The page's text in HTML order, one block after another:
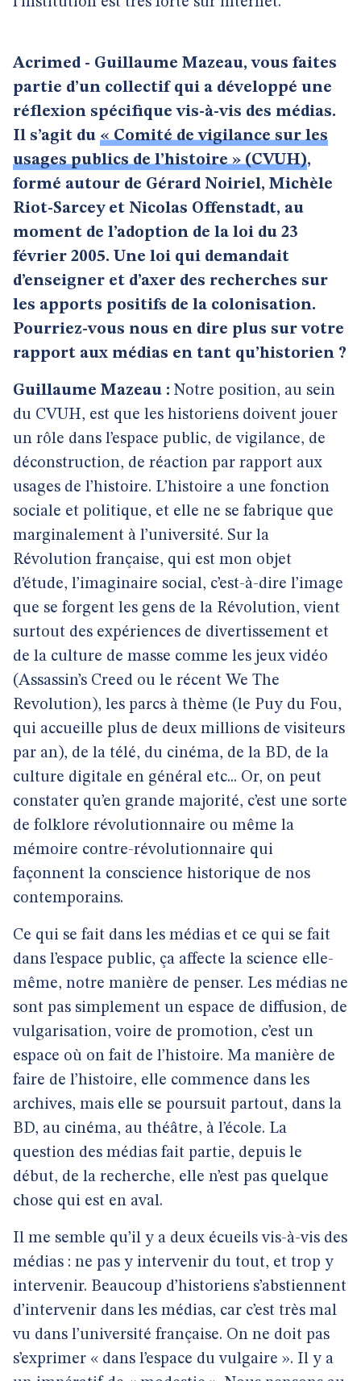
Acrimed - Guillaume Mazeau, vous faites
partie d’un collectif qui a développé une
réflexion spécifique vis-à-vis des médias.
Il s’agit du « Comité de vigilance sur les
usages publics de l’histoire » (CVUH),
formé autour de Gérard Noiriel, Michèle
Riot-Sarcey et Nicolas Offenstadt, au
moment de l’adoption de la loi du 23
février 2005. Une loi qui demandait
d’enseigner et d’axer des recherches sur
les apports positifs de la colonisation.
Pourriez-vous nous en dire plus sur votre
rapport aux médias en tant qu’historien ?
Guillaume Mazeau : Notre position, au sein
du CVUH, est que les historiens doivent jouer
un rôle dans l’espace public, de vigilance, de
déconstruction, de réaction par rapport aux
usages de l’histoire. L’histoire a une fonction
sociale et politique, et elle ne se fabrique que
marginalement à l’université. Sur la
Révolution française, qui est mon objet
d’étude, l’imaginaire social, c’est-à-dire l’image
que se forgent les gens de la Révolution, vient
surtout des expériences de divertissement et
de la culture de masse comme les jeux vidéo
(Assassin’s Creed ou le récent We The
Revolution), les parcs à thème (le Puy du Fou,
qui accueille plus de deux millions de visiteurs
par an), de la télé, du cinéma, de la BD, de la
culture digitale en général etc... Or, on peut
constater qu’en grande majorité, c’est une sorte
de folklore révolutionnaire ou même la
mémoire contre-révolutionnaire qui
façonnent la conscience historique de nos
contemporains.
Ce qui se fait dans les médias et ce qui se fait
dans l’espace public, ça affecte la science elle-
même, notre manière de penser. Les médias ne
sont pas simplement un espace de diffusion, de
vulgarisation, voire de promotion, c’est un
espace où on fait de l’histoire. Ma manière de
faire de l’histoire, elle commence dans les
archives, mais elle se poursuit partout, dans la
BD, au cinéma, au théâtre, à l’école. La
question des médias fait partie, depuis le
début, de la recherche, elle n’est pas quelque
chose qui est en aval.
Il me semble qu’il y a deux écueils vis-à-vis des
médias : ne pas y intervenir du tout, et trop y
intervenir. Beaucoup d’historiens s’abstiennent
d’intervenir dans les médias, car c’est très mal
vu dans l’université française. On ne doit pas
s’exprimer « dans l’espace du vulgaire ». Il y a